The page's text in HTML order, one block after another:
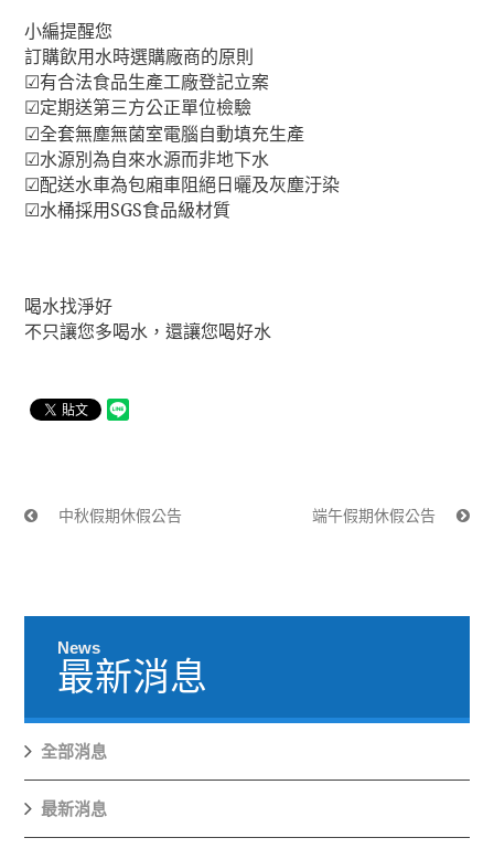
小編提醒您
訂購飲用水時選購廠商的原則
☑有合法食品生產工廠登記立案
☑定期送第三方公正單位檢驗
☑全套無塵無菌室電腦自動填充生產
☑水源別為自來水源而非地下水
☑配送水車為包廂車阻絕日曬及灰塵汙染
☑水桶採用SGS食品級材質
喝水找淨好
不只讓您多喝水，還讓您喝好水
中秋假期休假公告 端午假期休假公告
News
最新消息
全部消息
最新消息